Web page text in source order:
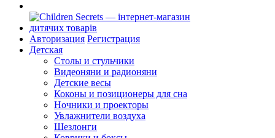
Авторизация Регистрация
Детская
Cтолы и стульчики
Видеоняни и радионяни
Детские весы
Коконы и позиционеры для сна
Ночники и проекторы
Увлажнители воздуха
Шезлонги